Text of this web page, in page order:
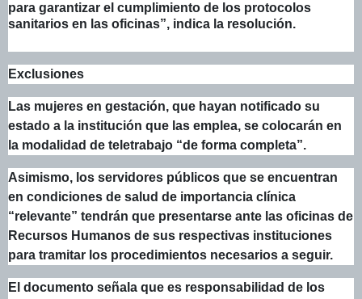
para garantizar el cumplimiento de los protocolos
sanitarios en las oficinas”, indica la resolución.
Exclusiones
Las mujeres en gestación, que hayan notificado su
estado a la institución que las emplea, se colocarán en
la modalidad de teletrabajo “de forma completa”.
Asimismo, los servidores públicos que se encuentran
en condiciones de salud de importancia clínica
“relevante” tendrán que presentarse ante las oficinas de
Recursos Humanos de sus respectivas instituciones
para tramitar los procedimientos necesarios a seguir.
El documento señala que es responsabilidad de los